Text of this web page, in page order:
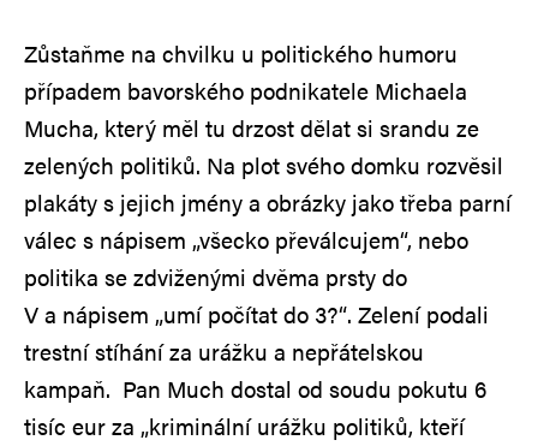
Zůstaňme na chvilku u politického humoru
případem bavorského podnikatele Michaela
Mucha, který měl tu drzost dělat si srandu ze
zelených politiků. Na plot svého domku rozvěsil
plakáty s jejich jmény a obrázky jako třeba parní
válec s nápisem „všecko převálcujem“, nebo
politika se zdviženými dvěma prsty do
V a nápisem „umí počítat do 3?“. Zelení podali
trestní stíhání za urážku a nepřátelskou
kampaň. Pan Much dostal od soudu pokutu 6
tisíc eur za „kriminální urážku politiků, kteří